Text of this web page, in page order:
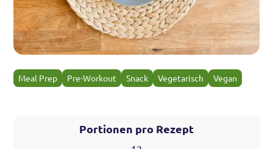
Meal Prep Pre-Workout Snack Vegetarisch Vegan
Portionen pro Rezept